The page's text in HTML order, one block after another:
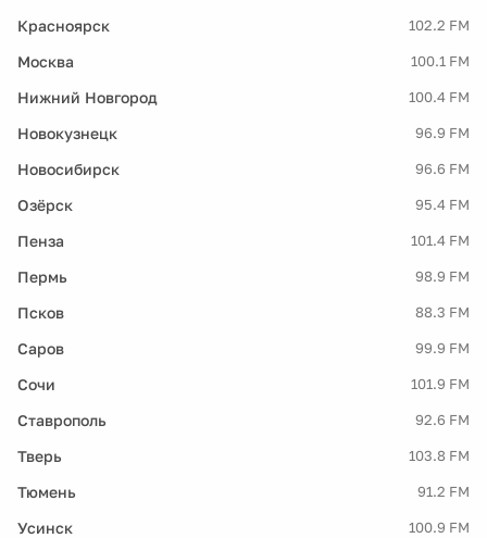
Красноярск 102.2 FM
Москва 100.1 FM
Нижний Новгород 100.4 FM
Новокузнецк 96.9 FM
Новосибирск 96.6 FM
Озёрск 95.4 FM
Пенза 101.4 FM
Пермь 98.9 FM
Псков 88.3 FM
Саров 99.9 FM
Сочи 101.9 FM
Ставрополь 92.6 FM
Тверь 103.8 FM
Тюмень 91.2 FM
Усинск 100.9 FM